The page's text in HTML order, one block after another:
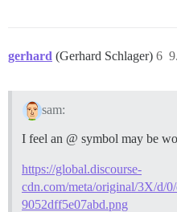
gerhard (Gerhard Schlager) 6
sam:
I feel an @ symbol may be
https://global.discourse-
cdn.com/meta/original/3X/d/
9052dff5e07abd.png